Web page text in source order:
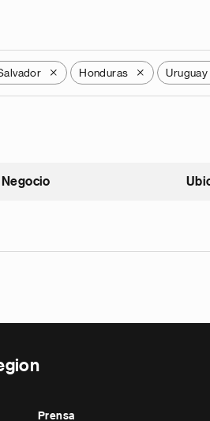
X Honduras X Uruguay
ascendente
Negocio
Prensa